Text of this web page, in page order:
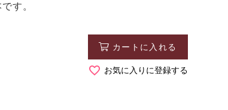
す。
カートに入れる
お気に入りに登録する